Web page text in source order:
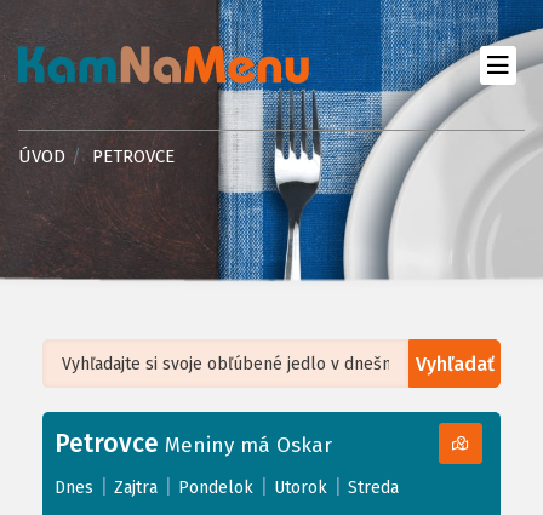
ÚVOD PETROVCE
Vyhľadať
+
−
Leaflet| ©OpenStreetMap, Tiles courtesy ofHumanitarian OpenStreetMap
Petrovce Meniny má Oskar
Dnes Zajtra Pondelok Utorok Streda